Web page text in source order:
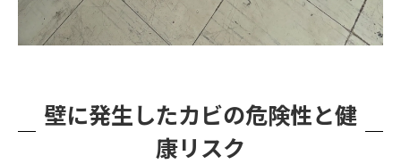
壁に発生したカビの危険性と健
康リスク